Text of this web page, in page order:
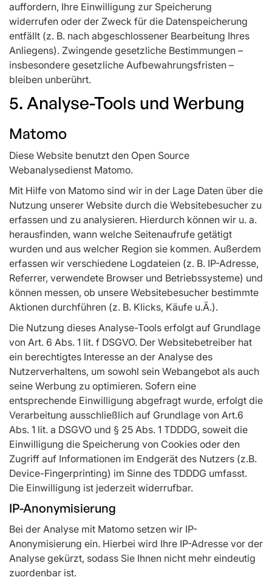
auffordern, Ihre Einwilligung zur Speicherung
widerrufen oder der Zweck für die Datenspeicherung
entfällt (z. B. nach abgeschlossener Bearbeitung Ihres
Anliegens). Zwingende gesetzliche Bestimmungen –
insbesondere gesetzliche Aufbewahrungsfristen –
bleiben unberührt.
5. Analyse-Tools und Werbung
Matomo
Diese Website benutzt den Open Source
Webanalysedienst Matomo.
Mit Hilfe von Matomo sind wir in der Lage Daten über die
Nutzung unserer Website durch die Websitebesucher zu
erfassen und zu analysieren. Hierdurch können wir u. a.
herausfinden, wann welche Seitenaufrufe getätigt
wurden und aus welcher Region sie kommen. Außerdem
erfassen wir verschiedene Logdateien (z. B. IP-Adresse,
Referrer, verwendete Browser und Betriebssysteme) und
können messen, ob unsere Websitebesucher bestimmte
Aktionen durchführen (z. B. Klicks, Käufe u.Ä.).
Die Nutzung dieses Analyse-Tools erfolgt auf Grundlage
von Art. 6 Abs. 1 lit. f DSGVO. Der Websitebetreiber hat
ein berechtigtes Interesse an der Analyse des
Nutzerverhaltens, um sowohl sein Webangebot als auch
seine Werbung zu optimieren. Sofern eine
entsprechende Einwilligung abgefragt wurde, erfolgt die
Verarbeitung ausschließlich auf Grundlage von Art.6
Abs. 1 lit. a DSGVO und § 25 Abs. 1 TDDDG, soweit die
Einwilligung die Speicherung von Cookies oder den
Zugriff auf Informationen im Endgerät des Nutzers (z.B.
Device-Fingerprinting) im Sinne des TDDDG umfasst.
Die Einwilligung ist jederzeit widerrufbar.
IP-Anonymisierung
Bei der Analyse mit Matomo setzen wir IP-
Anonymisierung ein. Hierbei wird Ihre IP-Adresse vor der
Analyse gekürzt, sodass Sie Ihnen nicht mehr eindeutig
zuordenbar ist.